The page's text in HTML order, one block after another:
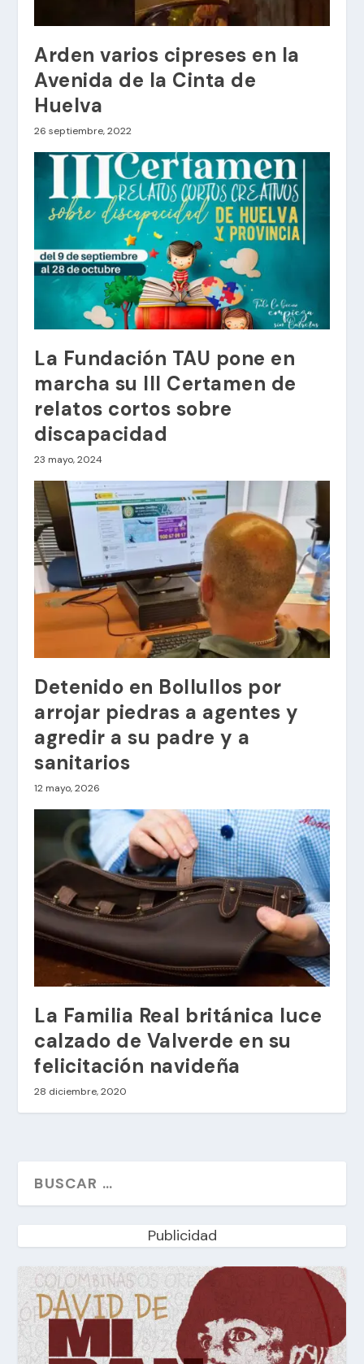
Arden varios cipreses en la
Avenida de la Cinta de
Huelva
26 septiembre, 2022
La Fundación TAU pone en
marcha su III Certamen de
relatos cortos sobre
discapacidad
23 mayo, 2024
Detenido en Bollullos por
arrojar piedras a agentes y
agredir a su padre y a
sanitarios
12 mayo, 2026
La Familia Real británica luce
calzado de Valverde en su
felicitación navideña
28 diciembre, 2020
Publicidad